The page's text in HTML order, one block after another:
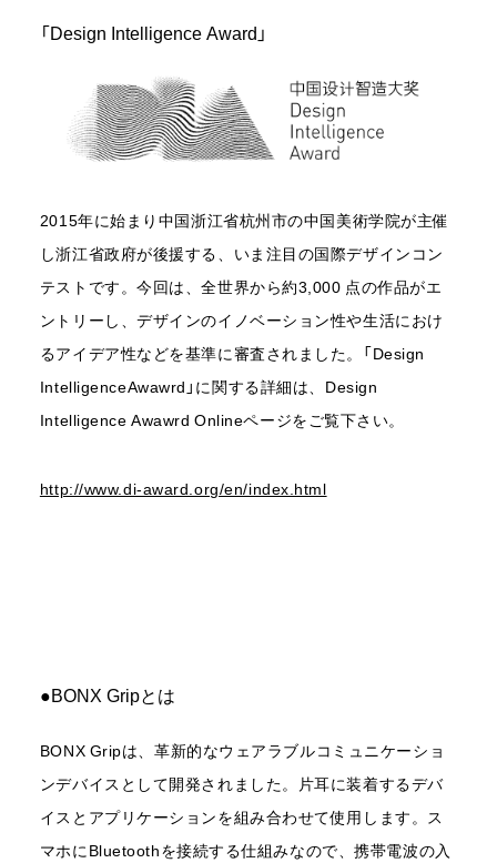
「Design Intelligence Award」
2015年に始まり中国浙江省杭州市の中国美術学院が主催
し浙江省政府が後援する、いま注目の国際デザインコン
テストです。今回は、全世界から約3,000 点の作品がエ
ントリーし、デザインのイノベーション性や生活におけ
るアイデア性などを基準に審査されました。「Design
IntelligenceAwawrd」に関する詳細は、Design
Intelligence Awawrd Onlineページをご覧下さい。
http://www.di-award.org/en/index.html
●BONX Gripとは
BONX Gripは、革新的なウェアラブルコミュニケーショ
ンデバイスとして開発されました。片耳に装着するデバ
イスとアプリケーションを組み合わせて使用します。ス
マホにBluetoothを接続する仕組みなので、携帯電波の入
GET BONX APP
BONXアプリのダウンロード